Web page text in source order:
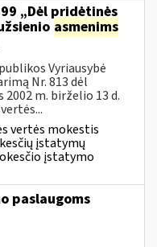
„Dėl pridėtinės
asmenims
Vyriausybė
Nr. 813 dėl
2002 m. birželio 13 d.
vertės mokestis
įstatymų
įstatymo
paslaugoms